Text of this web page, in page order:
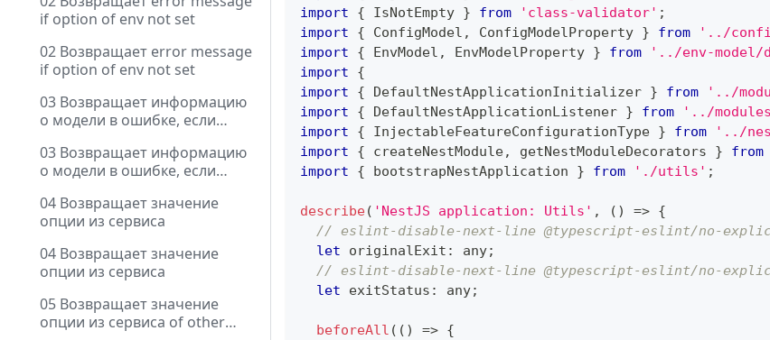
if option of env not set
02 Возвращает error message
if option of env not set
03 Возвращает информацию
о модели в ошибке, если
03 Возвращает информацию
о модели в ошибке, если
04 Возвращает значение
опции из сервиса
04 Возвращает значение
опции из сервиса
05 Возвращает значение
опции из сервиса of other
import
{ IsNotEmpty } from 'class-validator' ;
import
{ ConfigModel , ConfigModelProperty } from '../
import
{ EnvModel , EnvModelProperty } from '../env-model/
import
{
import
{ DefaultNestApplicationInitializer } from
'../
import
{ DefaultNestApplicationListener } from
'../
import
{ InjectableFeatureConfigurationType } from '../
import
{ createNestModule, getNestModuleDecorators } from
import
{ bootstrapNestApplication } from './utils' ;
describe( 'NestJS application: Utils' , ( ) => {
// eslint-disable-next-line @typescript-eslint/no-
let originalExit : any;
// eslint-disable-next-line @typescript-eslint/no-
let exitStatus : any;
beforeAll ( ( ) => {